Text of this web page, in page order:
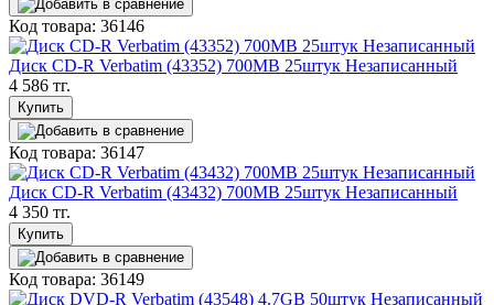
Код товара: 36146
Диск CD-R Verbatim (43352) 700MB 25штук Незаписанный
4 586 тг.
Купить
Код товара: 36147
Диск CD-R Verbatim (43432) 700MB 25штук Незаписанный
4 350 тг.
Купить
Код товара: 36149